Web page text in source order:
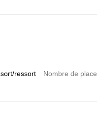
ressort Nombre de